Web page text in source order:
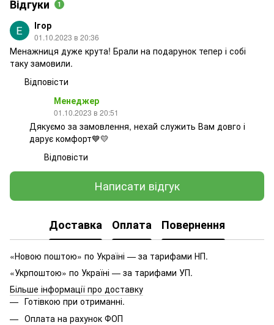
Відгуки 1
Ігор
01.10.2023 в 20:36
Менажниця дуже крута! Брали на подарунок тепер і собі
таку замовили.
Відповісти
Менеджер
01.10.2023 в 20:51
Дякуємо за замовлення, нехай служить Вам довго і
дарує комфорт💙💛
Відповісти
Написати відгук
Доставка Оплата Повернення
«Новою поштою» по Україні — за тарифами НП.
«Укрпоштою» по Україні — за тарифами УП.
Більше інформації про доставку
Готівкою при отриманні.
Оплата на рахунок ФОП